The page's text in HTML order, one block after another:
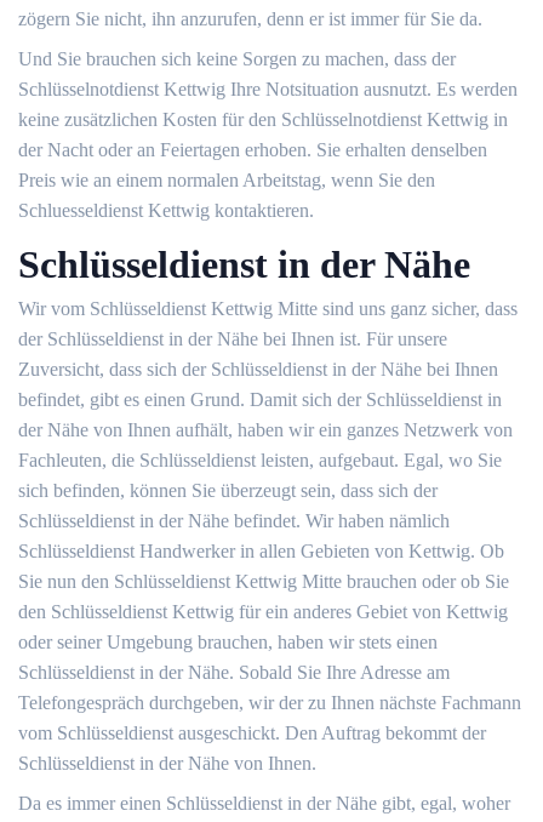
zögern Sie nicht, ihn anzurufen, denn er ist immer für Sie da.
Und Sie brauchen sich keine Sorgen zu machen, dass der
Schlüsselnotdienst Kettwig Ihre Notsituation ausnutzt. Es werden
keine zusätzlichen Kosten für den Schlüsselnotdienst Kettwig in
der Nacht oder an Feiertagen erhoben. Sie erhalten denselben
Preis wie an einem normalen Arbeitstag, wenn Sie den
Schluesseldienst Kettwig kontaktieren.
Schlüsseldienst in der Nähe
Wir vom Schlüsseldienst Kettwig Mitte sind uns ganz sicher, dass
der Schlüsseldienst in der Nähe bei Ihnen ist. Für unsere
Zuversicht, dass sich der Schlüsseldienst in der Nähe bei Ihnen
befindet, gibt es einen Grund. Damit sich der Schlüsseldienst in
der Nähe von Ihnen aufhält, haben wir ein ganzes Netzwerk von
Fachleuten, die Schlüsseldienst leisten, aufgebaut. Egal, wo Sie
sich befinden, können Sie überzeugt sein, dass sich der
Schlüsseldienst in der Nähe befindet. Wir haben nämlich
Schlüsseldienst Handwerker in allen Gebieten von Kettwig. Ob
Sie nun den Schlüsseldienst Kettwig Mitte brauchen oder ob Sie
den Schlüsseldienst Kettwig für ein anderes Gebiet von Kettwig
oder seiner Umgebung brauchen, haben wir stets einen
Schlüsseldienst in der Nähe. Sobald Sie Ihre Adresse am
Telefongespräch durchgeben, wir der zu Ihnen nächste Fachmann
vom Schlüsseldienst ausgeschickt. Den Auftrag bekommt der
Schlüsseldienst in der Nähe von Ihnen.
Da es immer einen Schlüsseldienst in der Nähe gibt, egal, woher